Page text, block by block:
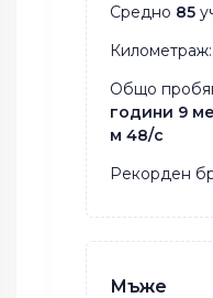
Средно 85
Километраж:
Общо
години 9
м 48/с
Рекорден
Мъже